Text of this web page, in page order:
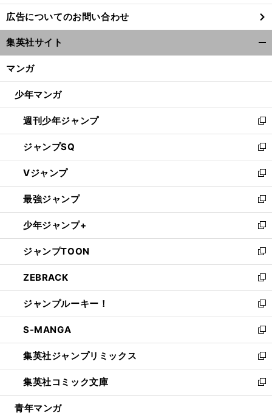
し
い
ウ
ィ
ン
ウ
開
く
広告についてのお問い合わせ
集英社サイト
マンガ
少年マンガ
週刊少年ジャンプ
新
し
い
ウ
ィ
ン
ド
ウ
で
開
く
ジャンプSQ
新
し
い
ウ
ィ
ン
ド
ウ
で
開
く
Vジャンプ
新
し
い
ウ
ィ
ン
ド
ウ
で
開
く
最強ジャンプ
新
し
い
ウ
ィ
ン
ド
ウ
で
開
く
少年ジャンプ+
新
し
い
ウ
ィ
ン
ド
ウ
で
開
く
ジャンプTOON
新
し
い
ウ
ィ
ン
ド
ウ
で
開
く
ZEBRACK
新
し
い
ウ
ィ
ン
ド
ウ
で
開
ジャンプルーキー！
新
し
い
ウ
ィ
ン
ド
ウ
S-MANGA
新
し
い
ウ
ィ
ン
集英社ジャンプリミックス
新
し
い
ウ
集英社コミック文庫
新
し
青年マンガ